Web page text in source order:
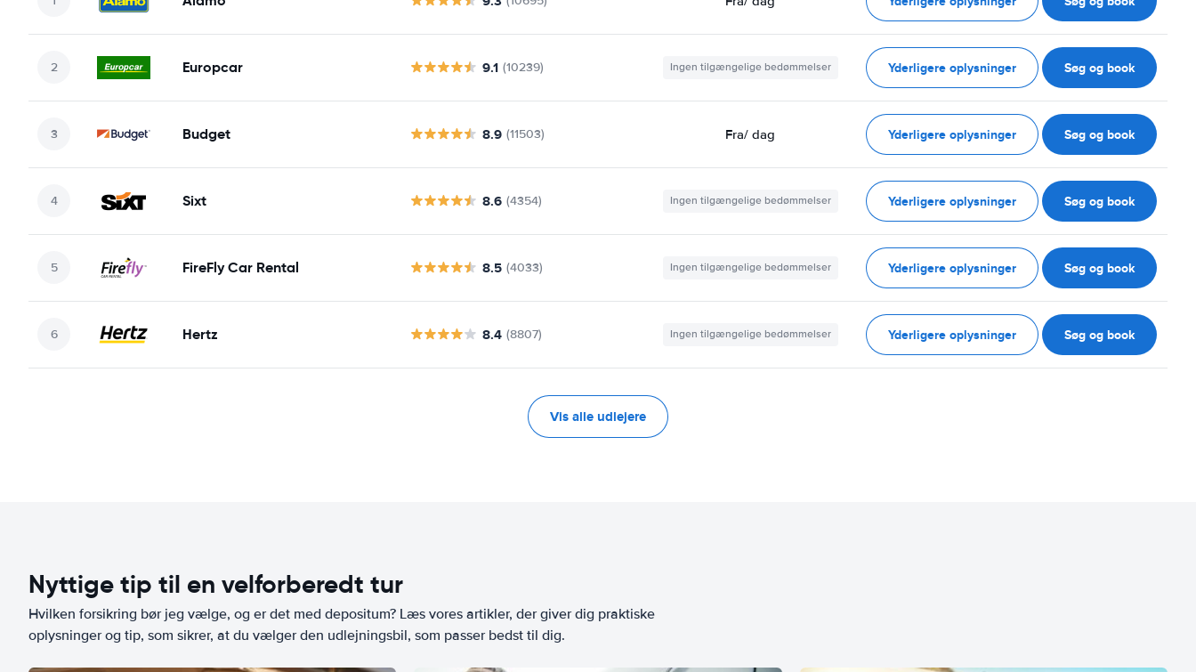
Europcar 9.1 (10239) Ingen tilgængelige bedømmelser Yderligere oplysninger Søg og book
Budget 8.9 (11503) Fra/ dag Yderligere oplysninger Søg og book
Sixt 8.6 (4354) Ingen tilgængelige bedømmelser Yderligere oplysninger Søg og book
FireFly Car Rental 8.5 (4033) Ingen tilgængelige bedømmelser Yderligere oplysninger Søg og book
Hertz 8.4 (8807) Ingen tilgængelige bedømmelser Yderligere oplysninger Søg og book
Vis alle udlejere
Nyttige tip til en velforberedt tur
Hvilken forsikring bør jeg vælge, og er det med depositum? Læs vores artikler, der giver dig praktiske
oplysninger og tip, som sikrer, at du vælger den udlejningsbil, som passer bedst til dig.